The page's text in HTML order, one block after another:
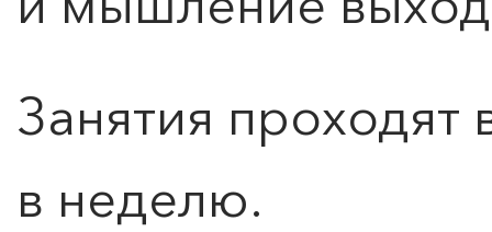
Занятия проходят
в неделю.